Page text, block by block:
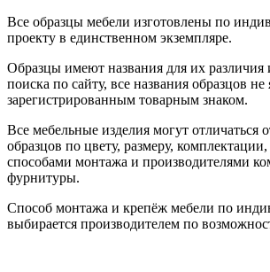
Все образцы мебели изготовлены по
проекту в единственном экземпляре.
Образцы имеют названия для их различия
поиска по сайту, все названия образцов не
зарегистрированным товарным знаком.
Все мебельные изделия могут отличаться
образцов по цвету, размеру,
способами монтажа и производителями
фурнитуры.
Способ монтажа и крепёж мебели по
выбирается производителем по